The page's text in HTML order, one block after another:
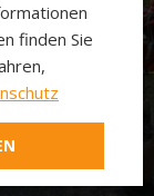
finden Sie